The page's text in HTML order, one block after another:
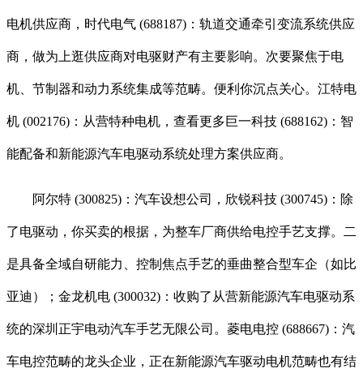
电机供应商，时代电气 (688187)：轨道交通牵引变流系统供应
商，做为上逛供应商对电驱财产有主要影响。次要聚焦于电
机、节制器和动力系统集成等范畴。便利你沉点关心。江特电
机 (002176)：从营特种电机，查看更多巨一科技 (688162)：智
能配备和新能源汽车电驱动系统处理方案供应商。
阿尔特 (300825)：汽车设想公司，欣锐科技 (300745)：除
了电驱动，你买卖的根据，为整车厂商供给电控手艺支撑。二
是具备全域自研能力、控制焦点手艺的垂曲整合型车企（如比
亚迪）；金龙机电 (300032)：收购了从营新能源汽车电驱动系
统的深圳正宇电动汽车手艺无限公司。菱电电控 (688667)：汽
车电控范畴的龙头企业，正在新能源汽车驱动电机范畴也有结